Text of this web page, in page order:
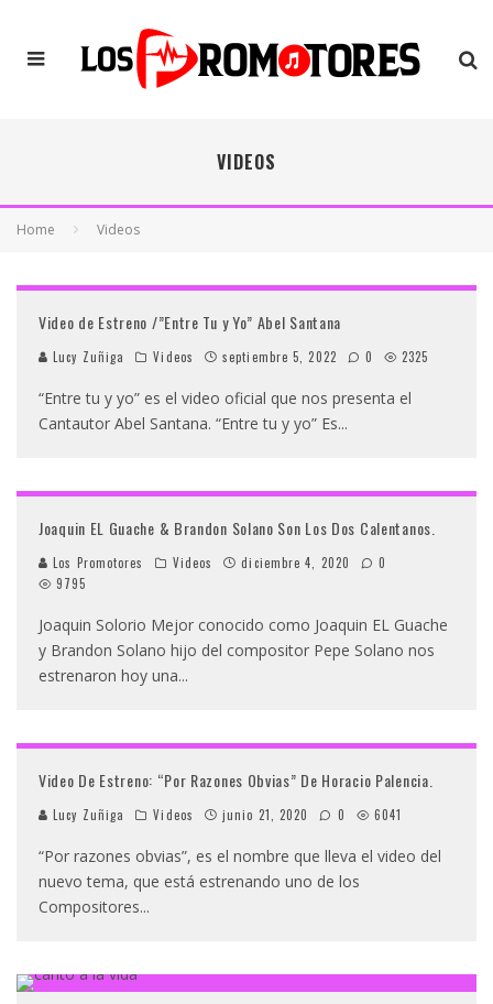
VIDEOS
Home Videos
Video de Estreno /”Entre Tu y Yo” Abel Santana
Lucy Zuñiga Videos septiembre 5, 2022 0 2325
“Entre tu y yo” es el video oficial que nos presenta el
Cantautor Abel Santana. “Entre tu y yo” Es...
Joaquin EL Guache & Brandon Solano Son Los Dos Calentanos.
Los Promotores Videos diciembre 4, 2020
0
9795
Joaquin Solorio Mejor conocido como Joaquin EL Guache
y Brandon Solano hijo del compositor Pepe Solano nos
estrenaron hoy una...
Video De Estreno: “Por Razones Obvias” De Horacio Palencia.
Lucy Zuñiga Videos junio 21, 2020 0 6041
“Por razones obvias”, es el nombre que lleva el video del
nuevo tema, que está estrenando uno de los
Compositores...